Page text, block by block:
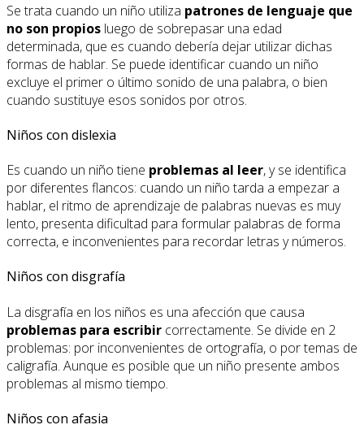
Se trata cuando un niño utiliza patrones de lenguaje que
no son propios luego de sobrepasar una edad
determinada, que es cuando debería dejar utilizar dichas
formas de hablar. Se puede identificar cuando un niño
excluye el primer o último sonido de una palabra, o bien
cuando sustituye esos sonidos por otros.
Niños con dislexia
Es cuando un niño tiene problemas al leer, y se identifica
por diferentes flancos: cuando un niño tarda a empezar a
hablar, el ritmo de aprendizaje de palabras nuevas es muy
lento, presenta dificultad para formular palabras de forma
correcta, e inconvenientes para recordar letras y números.
Niños con disgrafía
La disgrafía en los niños es una afección que causa
problemas para escribir correctamente. Se divide en 2
problemas: por inconvenientes de ortografía, o por temas de
caligrafía. Aunque es posible que un niño presente ambos
problemas al mismo tiempo.
Niños con afasia